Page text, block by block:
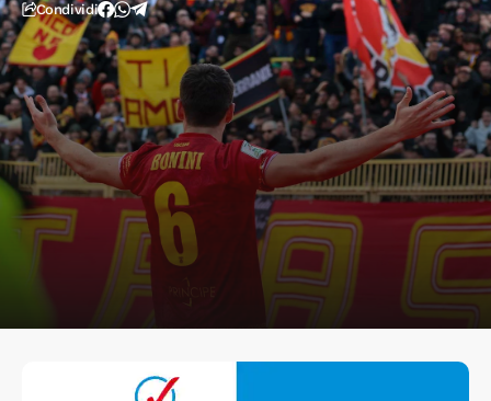
Condividi